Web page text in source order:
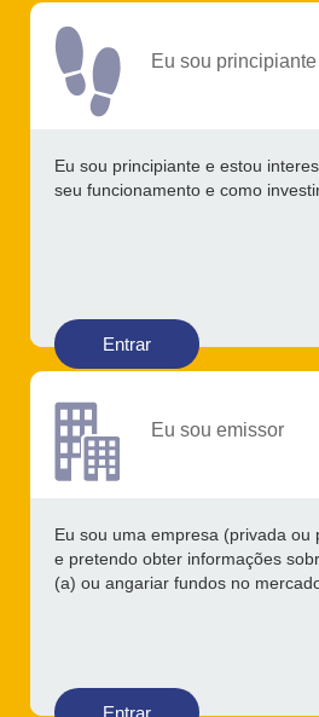
Eu sou principiante
Eu sou principiante e estou
seu funcionamento e como
Entrar
Eu sou emissor
Eu sou uma empresa (privada ou
e pretendo obter informações
(a) ou angariar fundos no